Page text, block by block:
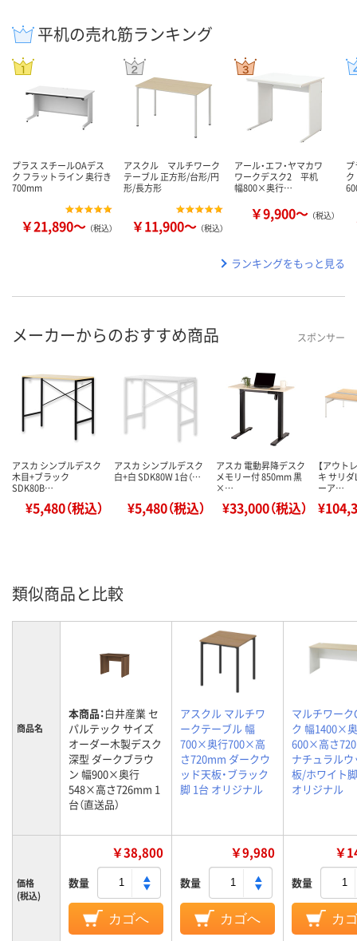
平机の売れ筋ランキング
プラス スチールOAデス
ク フラットライン 奥行き
700mm
￥21,890～ （税込）
アスクル マルチワーク
テーブル 正方形/台形/円
形/長方形
￥11,900～ （税込）
アール・エフ・ヤマカワ
ワークデスク2 平机
幅800×奥行…
￥9,900～ （税込）
ランキングをもっと見る
メーカーからのおすすめ商品 スポンサー
アスカ シンプルデスク
木目+ブラック
SDK80B…
¥5,480（税込）
アスカ シンプルデスク
白+白 SDK80W 1台（…
¥5,480（税込）
アスカ 電動昇降デスク
メモリー付 850mm 黒
×…
¥33,000（税込）
【アウト
キ サリ
ーア…
類似商品と比較
商品名
本商品：白井産業 セ
パルテック サイズ
オーダー木製デスク
深型 ダークブラウ
ン 幅900×奥行
548×高さ726mm 1
台（直送品）
アスクル マルチワ
ークテーブル 幅
700×奥行700×高
さ720mm ダークウ
ッド天板・ブラック
脚 1台 オリジナル
マルチワーク
ク 幅1400×
600×高さ
ナチュラル
板/ホワイト
オリジナル
価格
(税込)
￥38,800
数量
カゴへ
￥9,980
数量
カゴへ
￥
数量
カ